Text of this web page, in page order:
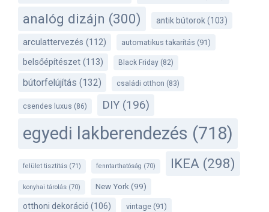
analóg dizájn (300) antik bútorok (103)
arculattervezés (112) automatikus takarítás (91)
belsőépítészet (113) Black Friday (82)
bútorfelújítás (132) családi otthon (83)
csendes luxus (86) DIY (196)
egyedi lakberendezés (718)
felület tisztítás (71) fenntarthatóság (70) IKEA (298)
konyhai tárolás (70) New York (99)
otthoni dekoráció (106) vintage (91)